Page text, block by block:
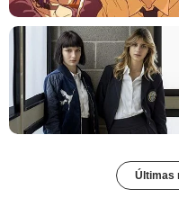
Últimas